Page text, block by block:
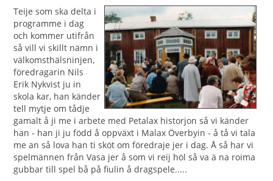
Teije som ska delta i
programme i dag
och kommer utifrån
så vill vi skillt nämn i
välkomsthälsninjen,
föredragarin Nils
Erik Nykvist ju in
skola kar, han känder
tell mytje om tådje
gamalt å ji me i arbete med Petalax historjon så vi känder
han - han ji ju född å oppväxt i Malax Överbyin - å tå vi tala
me an så lova han ti sköt om föredraje jer i dag. Å så har vi
spelmännen från Vasa jer å som vi reij höl så va ä na roima
gubbar till spel bå på fiulin å dragspele.....